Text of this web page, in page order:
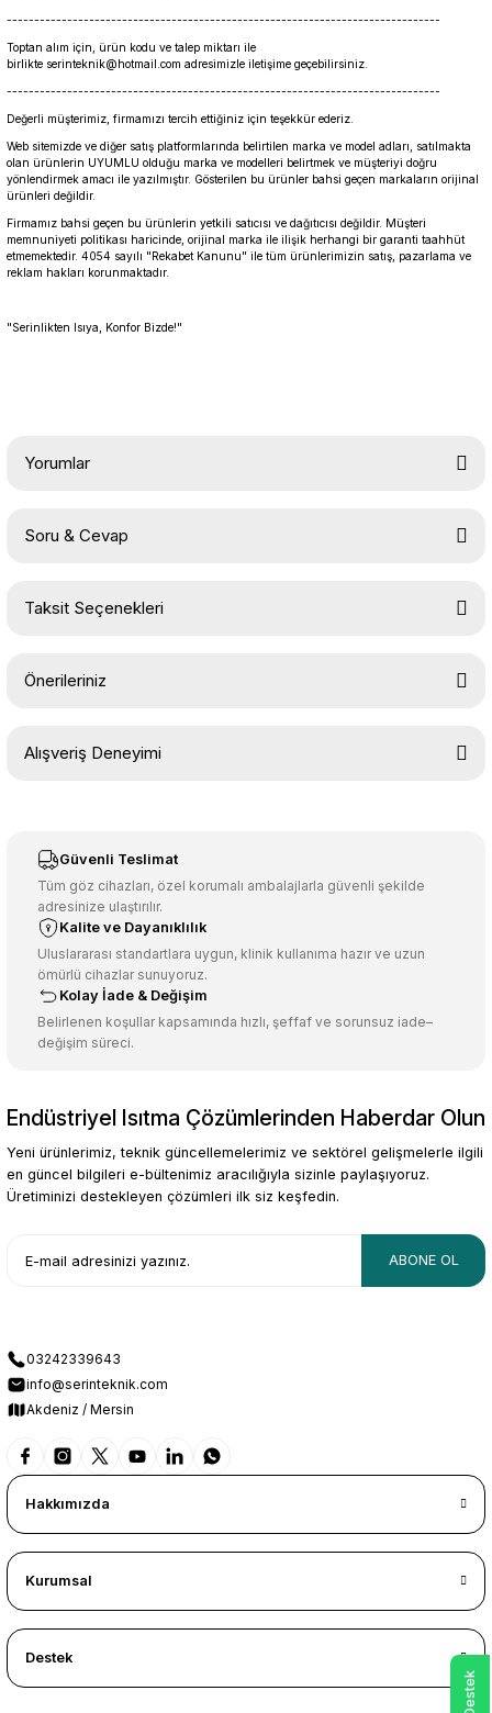
-------------------------------------------------------------------------------
Toptan alım için, ürün kodu ve talep miktarı ile
birlikte serinteknik@hotmail.com adresimizle iletişime geçebilirsiniz.
-------------------------------------------------------------------------------
Değerli müşterimiz, firmamızı tercih ettiğiniz için teşekkür ederiz.
Web sitemizde ve diğer satış platformlarında belirtilen marka ve model adları, satılmakta
olan ürünlerin UYUMLU olduğu marka ve modelleri belirtmek ve müşteriyi doğru
yönlendirmek amacı ile yazılmıştır. Gösterilen bu ürünler bahsi geçen markaların orijinal
ürünleri değildir.
Firmamız bahsi geçen bu ürünlerin yetkili satıcısı ve dağıtıcısı değildir. Müşteri
memnuniyeti politikası haricinde, orijinal marka ile ilişik herhangi bir garanti taahhüt
etmemektedir. 4054 sayılı "Rekabet Kanunu" ile tüm ürünlerimizin satış, pazarlama ve
reklam hakları korunmaktadır.
"Serinlikten Isıya, Konfor Bizde!"
Yorumlar
Soru & Cevap
Taksit Seçenekleri
Önerileriniz
konularda yetersiz gördüğünüz noktaları öneri formunu kullanarak
Ürün resmi kalitesiz, bozuk veya görüntülenemiyor.
Ürün açıklamasında eksik bilgiler bulunuyor.
Ürün bilgilerinde hatalar bulunuyor.
Ürün fiyatı diğer sitelerden daha pahalı.
Bu ürüne benzer farklı alternatifler olmalı.
Gönder
Alışveriş Deneyimi
Güvenli Teslimat
Tüm göz cihazları, özel korumalı ambalajlarla güvenli şekilde
adresinize ulaştırılır.
Kalite ve Dayanıklılık
Uluslararası standartlara uygun, klinik kullanıma hazır ve uzun
ömürlü cihazlar sunuyoruz.
Kolay İade & Değişim
Belirlenen koşullar kapsamında hızlı, şeffaf ve sorunsuz iade–
değişim süreci.
Endüstriyel Isıtma Çözümlerinden Haberdar Olun
Yeni ürünlerimiz, teknik güncellemelerimiz ve sektörel gelişmelerle ilgili
en güncel bilgileri e-bültenimiz aracılığıyla sizinle paylaşıyoruz.
Üretiminizi destekleyen çözümleri ilk siz keşfedin.
ABONE OL
03242339643
info@serinteknik.com
Akdeniz / Mersin
Hakkımızda
Kurumsal
Destek